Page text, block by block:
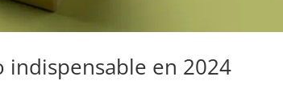
indispensable en 2024